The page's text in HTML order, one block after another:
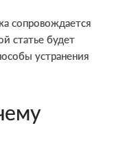
сопровождается
статье будет
устранения